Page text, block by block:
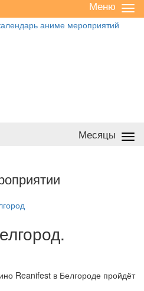
/
Меню
Месяцы
Reanifest в Белгороде пройдёт